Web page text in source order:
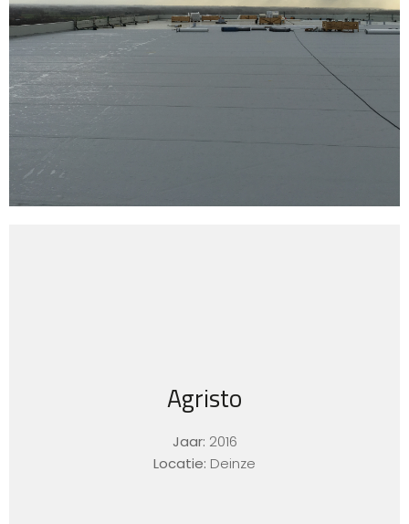
Agristo
Jaar: 2016
Locatie: Deinze